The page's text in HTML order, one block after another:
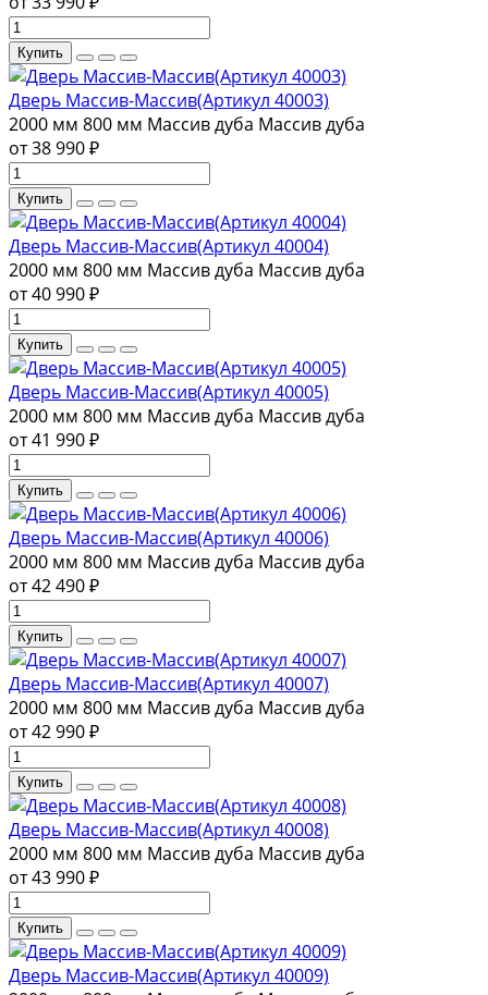
Купить
Дверь Массив-Массив(Артикул 40003)
2000 мм 800 мм Массив дуба Массив дуба
от 38 990 ₽
Купить
Дверь Массив-Массив(Артикул 40004)
2000 мм 800 мм Массив дуба Массив дуба
от 40 990 ₽
Купить
Дверь Массив-Массив(Артикул 40005)
2000 мм 800 мм Массив дуба Массив дуба
от 41 990 ₽
Купить
Дверь Массив-Массив(Артикул 40006)
2000 мм 800 мм Массив дуба Массив дуба
от 42 490 ₽
Купить
Дверь Массив-Массив(Артикул 40007)
2000 мм 800 мм Массив дуба Массив дуба
от 42 990 ₽
Купить
Дверь Массив-Массив(Артикул 40008)
2000 мм 800 мм Массив дуба Массив дуба
от 43 990 ₽
Купить
Дверь Массив-Массив(Артикул 40009)